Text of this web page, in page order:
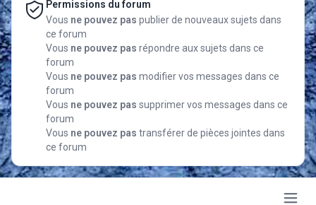
Permissions du forum
Vous ne pouvez pas publier de nouveaux sujets dans
ce forum
Vous ne pouvez pas répondre aux sujets dans ce
forum
Vous ne pouvez pas modifier vos messages dans ce
forum
Vous ne pouvez pas supprimer vos messages dans ce
forum
Vous ne pouvez pas transférer de pièces jointes dans
ce forum